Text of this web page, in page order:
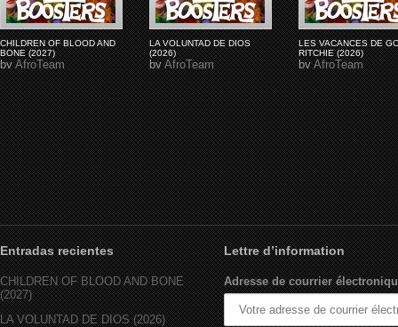
CHILDREN OF BLOOD AND
BONE (2027)
byAfroTeam
LA VOLUNTAD DE DIOS
(2026)
byAfroTeam
LES VACANCES DE
RITCHIE (2026)
byAfroTeam
Entradas recientes
CHILDREN OF BLOOD AND BONE
(2027)
LA VOLUNTAD DE DIOS (2026)
Lettre d’information
Adresse de courrier